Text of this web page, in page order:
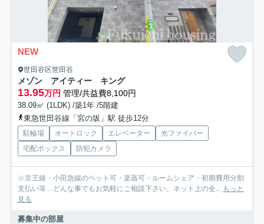
NEW
世田谷区世田谷
メゾン アイティー キング
13.95万円 管理/共益費8,100円
38.09㎡ (1LDK) /築1年 /5階建
東急世田谷線「宮の坂」駅 徒歩12分
駐輪場 オートロック エレベーター
光ファイバー
宅配ボックス
防犯カメラ
☆京王線・小田急線のペット可・楽器可・ルームシェア・初期費用分割
支払い等…どんな事でもお気軽にご相談下さい。ネット上の全...
もっと
見る
募集中の部屋